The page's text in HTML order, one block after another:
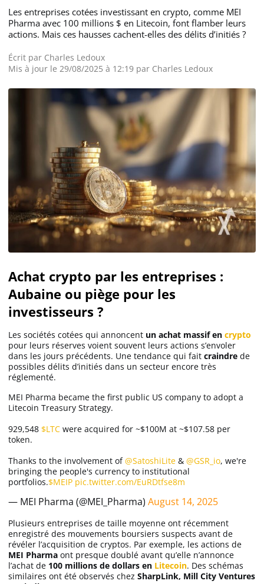
Les entreprises cotées investissant en crypto, comme MEI
Pharma avec 100 millions $ en Litecoin, font flamber leurs
actions. Mais ces hausses cachent-elles des délits d’initiés ?
Écrit par Charles Ledoux
Mis à jour le 29/08/2025 à 12:19 par Charles Ledoux
Achat crypto par les entreprises :
Aubaine ou piège pour les
investisseurs ?
Les sociétés cotées qui annoncent un achat massif en crypto
pour leurs réserves voient souvent leurs actions s’envoler
dans les jours précédents. Une tendance qui fait craindre de
possibles délits d’initiés dans un secteur encore très
réglementé.
MEI Pharma became the first public US company to adopt a
Litecoin Treasury Strategy.
929,548 $LTC were acquired for ~$100M at ~$107.58 per
token.
Thanks to the involvement of@SatoshiLite & @GSR_io, we're
bringing the people's currency to institutional
portfolios.$MEIP pic.twitter.com/EuRDtfse8m
— MEI Pharma (@MEI_Pharma) August 14, 2025
Plusieurs entreprises de taille moyenne ont récemment
enregistré des mouvements boursiers suspects avant de
révéler l’acquisition de cryptos. Par exemple, les actions de
MEI Pharma ont presque doublé avant qu’elle n’annonce
l’achat de 100 millions de dollars en Litecoin. Des schémas
similaires ont été observés chez SharpLink, Mill City Ventures